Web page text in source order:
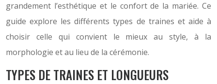
grandement l’esthétique et le confort de la mariée. Ce
guide explore les différents types de traines et aide à
choisir celle qui convient le mieux au style, à la
morphologie et au lieu de la cérémonie.
TYPES DE TRAINES ET LONGUEURS